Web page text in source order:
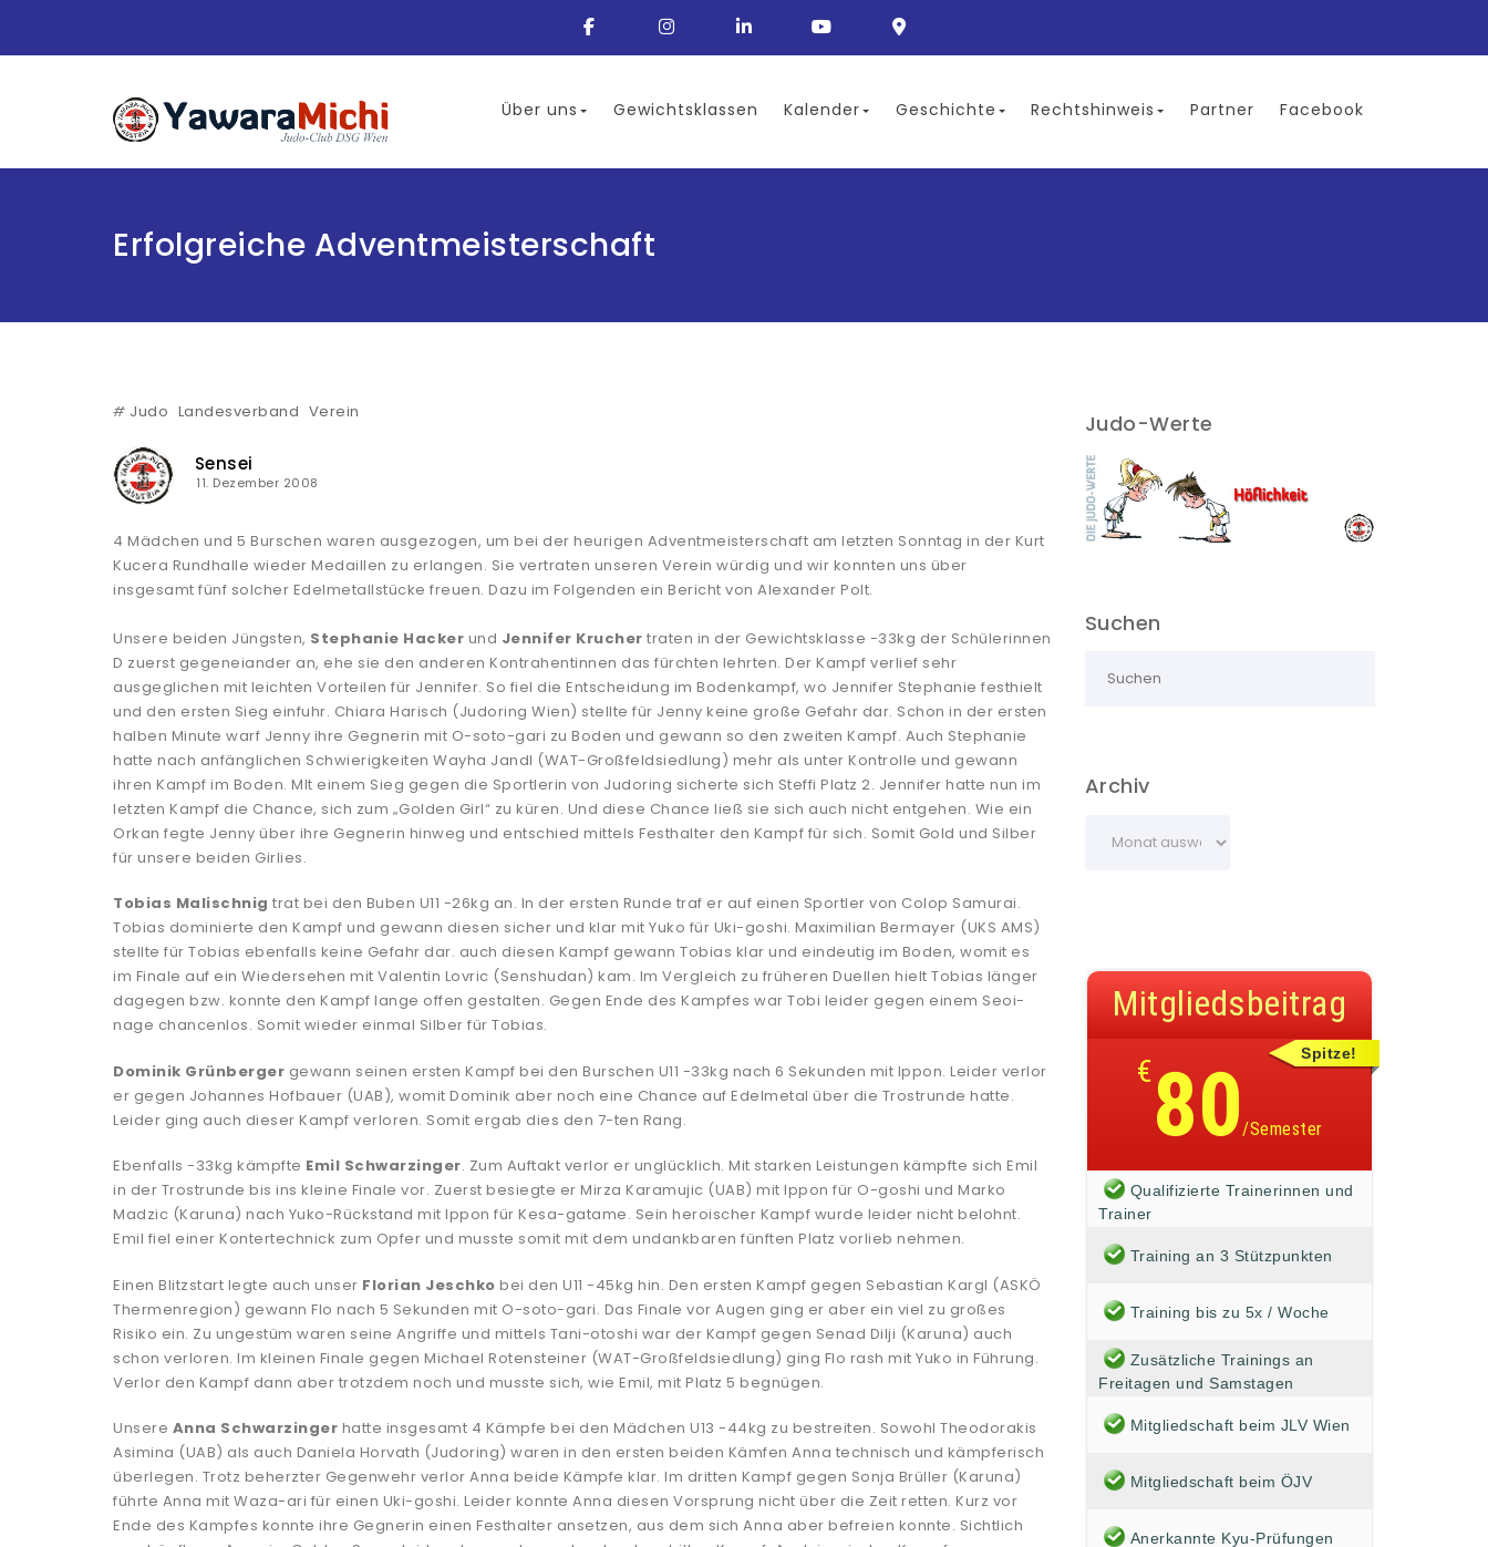
Über uns Gewichtsklassen Kalender Geschichte Rechtshinweis Partner Facebook
Erfolgreiche Adventmeisterschaft
# Judo Landesverband Verein
Sensei
11. Dezember 2008
4 Mädchen und 5 Burschen waren ausgezogen, um bei der heurigen Adventmeisterschaft am letzten Sonntag in der Kurt
Kucera Rundhalle wieder Medaillen zu erlangen. Sie vertraten unseren Verein würdig und wir konnten uns über
insgesamt fünf solcher Edelmetallstücke freuen. Dazu im Folgenden ein Bericht von Alexander Polt.
Unsere beiden Jüngsten, Stephanie Hacker und Jennifer Krucher traten in der Gewichtsklasse -33kg der Schülerinnen
D zuerst gegeneiander an, ehe sie den anderen Kontrahentinnen das fürchten lehrten. Der Kampf verlief sehr
ausgeglichen mit leichten Vorteilen für Jennifer. So fiel die Entscheidung im Bodenkampf, wo Jennifer Stephanie festhielt
und den ersten Sieg einfuhr. Chiara Harisch (Judoring Wien) stellte für Jenny keine große Gefahr dar. Schon in der ersten
halben Minute warf Jenny ihre Gegnerin mit O-soto-gari zu Boden und gewann so den zweiten Kampf. Auch Stephanie
hatte nach anfänglichen Schwierigkeiten Wayha Jandl (WAT-Großfeldsiedlung) mehr als unter Kontrolle und gewann
ihren Kampf im Boden. MIt einem Sieg gegen die Sportlerin von Judoring sicherte sich Steffi Platz 2. Jennifer hatte nun im
letzten Kampf die Chance, sich zum „Golden Girl“ zu küren. Und diese Chance ließ sie sich auch nicht entgehen. Wie ein
Orkan fegte Jenny über ihre Gegnerin hinweg und entschied mittels Festhalter den Kampf für sich. Somit Gold und Silber
für unsere beiden Girlies.
Tobias Malischnig trat bei den Buben U11 -26kg an. In der ersten Runde traf er auf einen Sportler von Colop Samurai.
Tobias dominierte den Kampf und gewann diesen sicher und klar mit Yuko für Uki-goshi. Maximilian Bermayer (UKS AMS)
stellte für Tobias ebenfalls keine Gefahr dar. auch diesen Kampf gewann Tobias klar und eindeutig im Boden, womit es
im Finale auf ein Wiedersehen mit Valentin Lovric (Senshudan) kam. Im Vergleich zu früheren Duellen hielt Tobias länger
dagegen bzw. konnte den Kampf lange offen gestalten. Gegen Ende des Kampfes war Tobi leider gegen einem Seoi-
nage chancenlos. Somit wieder einmal Silber für Tobias.
Dominik Grünberger gewann seinen ersten Kampf bei den Burschen U11 -33kg nach 6 Sekunden mit Ippon. Leider verlor
er gegen Johannes Hofbauer (UAB), womit Dominik aber noch eine Chance auf Edelmetal über die Trostrunde hatte.
Leider ging auch dieser Kampf verloren. Somit ergab dies den 7-ten Rang.
Ebenfalls -33kg kämpfte Emil Schwarzinger. Zum Auftakt verlor er unglücklich. Mit starken Leistungen kämpfte sich Emil
in der Trostrunde bis ins kleine Finale vor. Zuerst besiegte er Mirza Karamujic (UAB) mit Ippon für O-goshi und Marko
Madzic (Karuna) nach Yuko-Rückstand mit Ippon für Kesa-gatame. Sein heroischer Kampf wurde leider nicht belohnt.
Emil fiel einer Kontertechnick zum Opfer und musste somit mit dem undankbaren fünften Platz vorlieb nehmen.
Einen Blitzstart legte auch unser Florian Jeschko bei den U11 -45kg hin. Den ersten Kampf gegen Sebastian Kargl (ASKÖ
Thermenregion) gewann Flo nach 5 Sekunden mit O-soto-gari. Das Finale vor Augen ging er aber ein viel zu großes
Risiko ein. Zu ungestüm waren seine Angriffe und mittels Tani-otoshi war der Kampf gegen Senad Dilji (Karuna) auch
schon verloren. Im kleinen Finale gegen Michael Rotensteiner (WAT-Großfeldsiedlung) ging Flo rash mit Yuko in Führung.
Verlor den Kampf dann aber trotzdem noch und musste sich, wie Emil, mit Platz 5 begnügen.
Unsere Anna Schwarzinger hatte insgesamt 4 Kämpfe bei den Mädchen U13 -44kg zu bestreiten. Sowohl Theodorakis
Asimina (UAB) als auch Daniela Horvath (Judoring) waren in den ersten beiden Kämfen Anna technisch und kämpferisch
überlegen. Trotz beherzter Gegenwehr verlor Anna beide Kämpfe klar. Im dritten Kampf gegen Sonja Brüller (Karuna)
führte Anna mit Waza-ari für einen Uki-goshi. Leider konnte Anna diesen Vorsprung nicht über die Zeit retten. Kurz vor
Ende des Kampfes konnte ihre Gegnerin einen Festhalter ansetzen, aus dem sich Anna aber befreien konnte. Sichtlich
Judo-Werte
Suchen
Archiv
Spitze!
Mitgliedsbeitrag
€80/Semester
Qualifizierte Trainerinnen und
Trainer
Training an 3 Stützpunkten
Training bis zu 5x / Woche
Zusätzliche Trainings an
Freitagen und Samstagen
Mitgliedschaft beim JLV Wien
Mitgliedschaft beim ÖJV
Anerkannte Kyu-Prüfungen